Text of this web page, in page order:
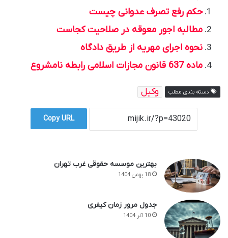
حکم رفع تصرف عدوانی چیست
مطالبه اجور معوقه در صلاحیت کجاست
نحوه اجرای مهریه از طریق دادگاه
ماده 637 قانون مجازات اسلامی رابطه نامشروع
دسته بندی مطلب وکیل
Copy URL
بهترین موسسه حقوقی غرب تهران
18 بهمن 1404
جدول مرور زمان کیفری
10 آذر 1404